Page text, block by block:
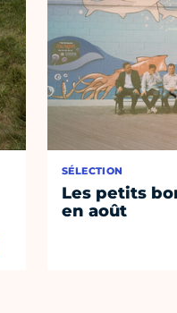
SÉLECTION
Les petits
en août